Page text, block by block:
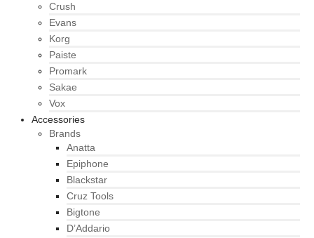
Crush
Evans
Korg
Paiste
Promark
Sakae
Vox
Accessories
Brands
Anatta
Epiphone
Blackstar
Cruz Tools
Bigtone
D’Addario